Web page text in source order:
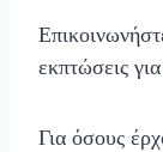
εκπτώσεις
Για όσους